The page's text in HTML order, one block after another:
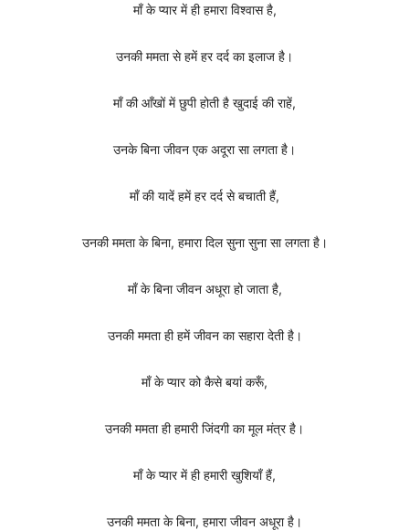
माँ के प्यार में ही हमारा विश्वास है,
उनकी ममता से हमें हर दर्द का इलाज है।
माँ की आँखों में छुपी होती है खुदाई की राहें,
उनके बिना जीवन एक अदूरा सा लगता है।
माँ की यादें हमें हर दर्द से बचाती हैं,
उनकी ममता के बिना, हमारा दिल सुना सुना सा लगता है।
माँ के बिना जीवन अधूरा हो जाता है,
उनकी ममता ही हमें जीवन का सहारा देती है।
माँ के प्यार को कैसे बयां करूँ,
उनकी ममता ही हमारी जिंदगी का मूल मंत्र है।
माँ के प्यार में ही हमारी खुशियाँ हैं,
उनकी ममता के बिना, हमारा जीवन अधूरा है।